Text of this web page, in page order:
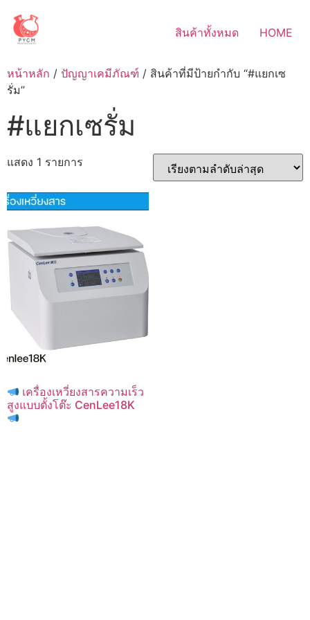
content
สินค้าทั้งหมด HOME
หน้าหลัก / ปัญญาเคมีภัณฑ์ / สินค้าที่มีป้ายกำกับ “#แยกเซ
รั่ม”
#แยกเซรั่ม
แสดง 1 รายการ
เครื่องเหวี่ยงสารความเร็ว
สูงแบบตั้งโต๊ะ CenLee18K